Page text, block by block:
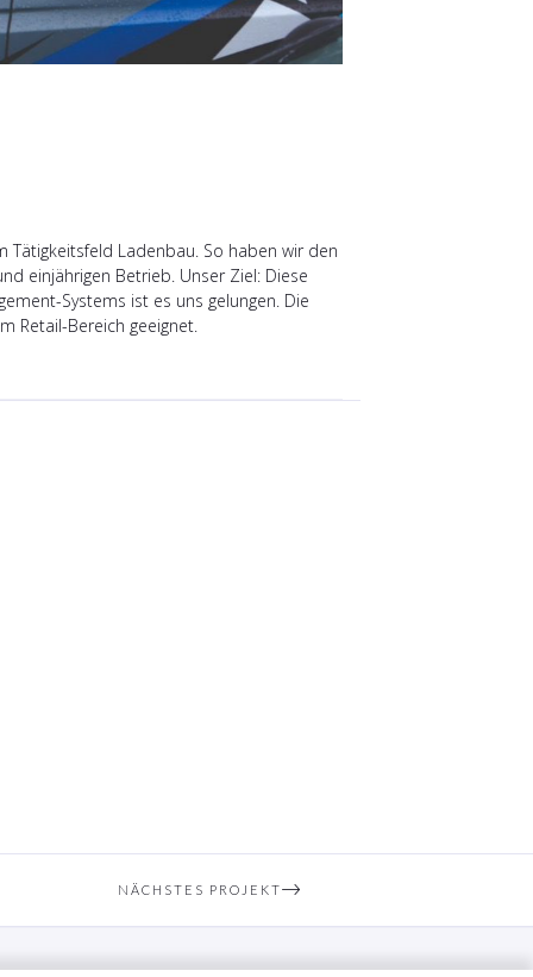
Ladenbau. So haben wir den
einjährigen Betrieb. Unser Ziel: Diese
Systems ist es uns gelungen. Die
Retail-Bereich geeignet.
NÄCHSTES PROJEKT